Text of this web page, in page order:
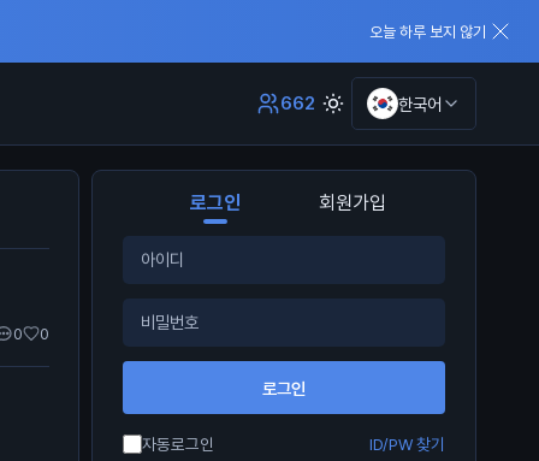
오늘 하루 보지 않기
662 한국어
0 0
로그인 회원가입
로그인
자동로그인
ID/PW 찾기